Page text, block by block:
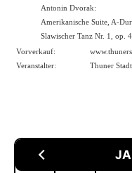
Antonin Dvorak:
Amerikanische Suite, A-
Slawischer Tanz Nr. 1, op.
Vorverkauf:
Veranstalter:
Thuner